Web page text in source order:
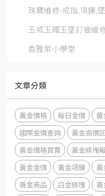
珠寶維修-戒指.項鍊.
玉戒玉鐲玉墜訂做維
香雅萊小學堂
文章分類
黃金價格 每日金價
國際金價查詢
黃金高價
黃金價格買賣
黃金條塊
黃金金價
黃金項鍊
黃金商品
白金條塊